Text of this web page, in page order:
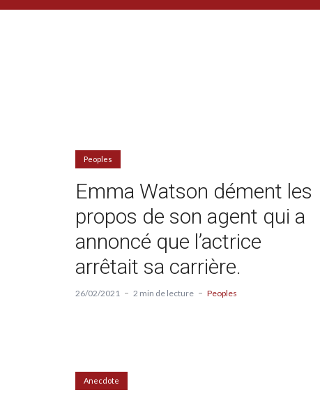
Peoples
Emma Watson dément les
propos de son agent qui a
annoncé que l’actrice
arrêtait sa carrière.
26/02/2021 2 min de lecture Peoples
Anecdote